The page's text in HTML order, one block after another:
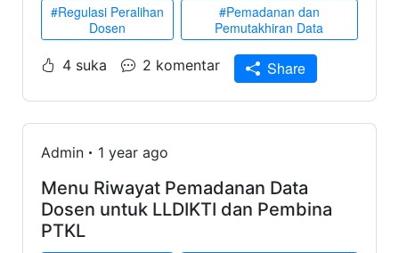
#Regulasi Peralihan
Dosen
#Pemadanan dan
Pemutakhiran Data
4 suka 2 komentar Share
Admin 1 year ago
Menu Riwayat Pemadanan Data
Dosen untuk LLDIKTI dan Pembina
PTKL